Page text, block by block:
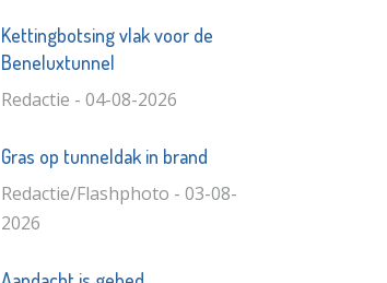
Kettingbotsing vlak voor de
Beneluxtunnel
Redactie - 04-08-2026
Gras op tunneldak in brand
Redactie/Flashphoto - 03-08-
2026